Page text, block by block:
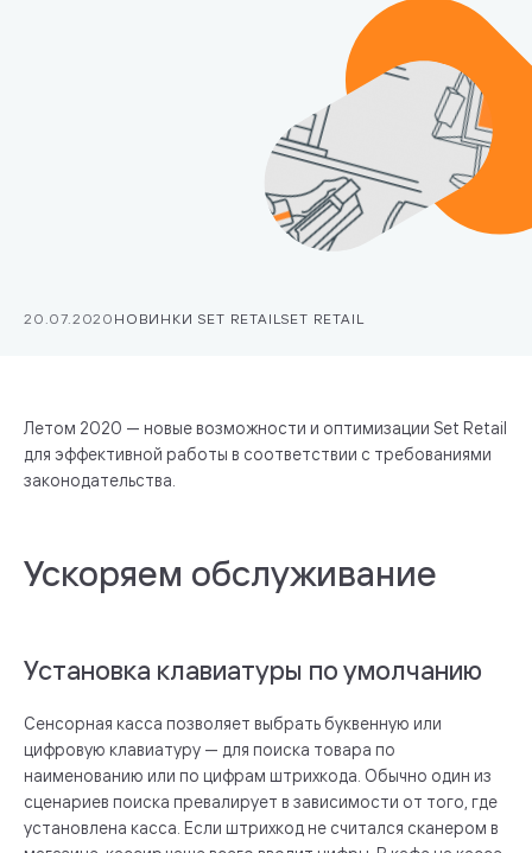
20.07.2020 НОВИНКИ SET RETAIL SET RETAIL
Летом 2020 — новые возможности и оптимизации Set Retail
для эффективной работы в соответствии с требованиями
законодательства.
Ускоряем обслуживаниe
Установка клавиатуры по умолчанию
Сенсорная касса позволяет выбрать буквенную или
цифровую клавиатуру — для поиска товара по
наименованию или по цифрам штрихкода. Обычно один из
сценариев поиска превалирует в зависимости от того, где
установлена касса. Если штрихкод не считался сканером в